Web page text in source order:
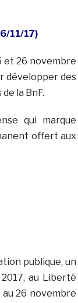
11/17)
et 26 novembre
développer des
la BnF.
qui marque
offert aux
publique, un
au Liberté
26 novembre